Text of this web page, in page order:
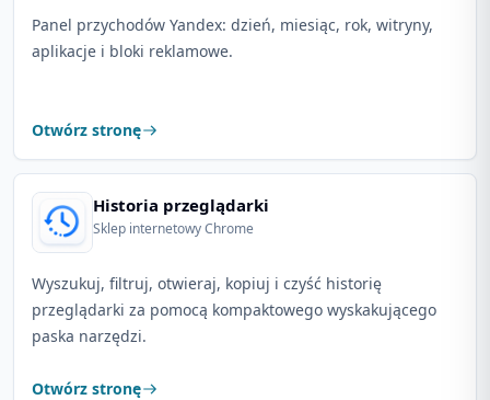
Panel przychodów Yandex: dzień, miesiąc, rok, witryny,
aplikacje i bloki reklamowe.
Otwórz stronę
Historia przeglądarki
Sklep internetowy Chrome
Wyszukuj, filtruj, otwieraj, kopiuj i czyść historię
przeglądarki za pomocą kompaktowego wyskakującego
paska narzędzi.
Otwórz stronę